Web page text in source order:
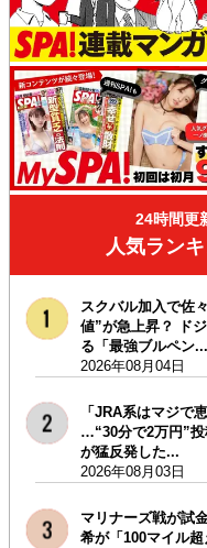
24時間更
人気ラン
スクバル加入で佐
値”が急上昇？ ド
る「最強ブルペン...
2026年08月04日
「JRA系はマジで
…“30分で2万円”
が猛反発した...
2026年08月03日
マリナーズ戦が試
希が「100マイル